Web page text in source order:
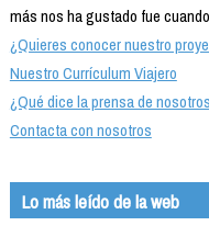
más nos ha gustado fue
¿Quieres conocer nuestro
Nuestro Currículum Viajero
¿Qué dice la prensa de
Contacta con nosotros
Lo más leído de la web